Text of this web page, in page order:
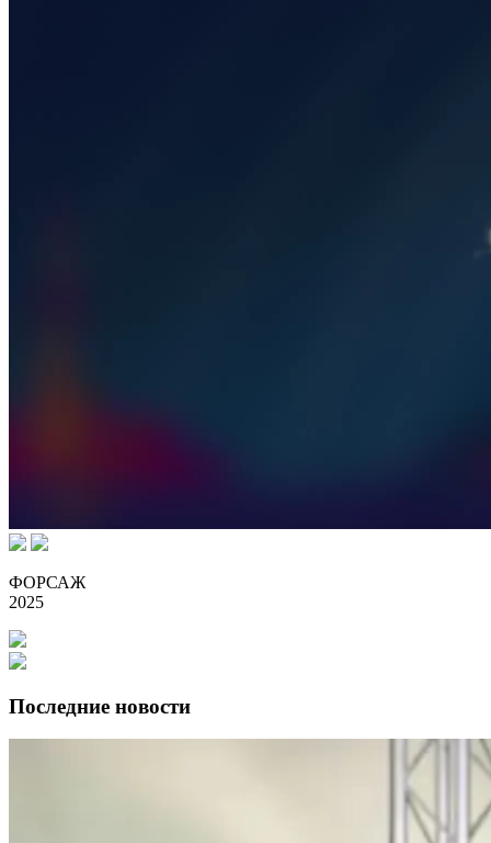
ФОРСАЖ
2025
Последние новости